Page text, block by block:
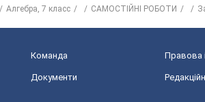
Алгебра, 7 класс САМОСТІЙНІ РОБОТИ
Команда Правова
Документи